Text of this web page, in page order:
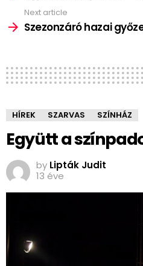
Next article
Szezonzáró hazai
HÍREK SZARVAS SZÍNHÁZ
Együtt a
by Lipták Judit
13 éve